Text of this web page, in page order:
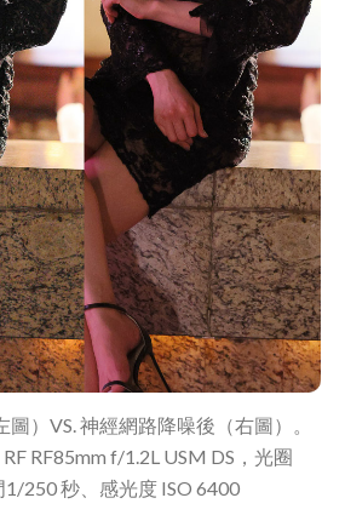
）VS. 神經網路降噪後（右圖）。
RF85mm f/1.2L USM DS，光圈
250 秒、感光度 ISO 6400